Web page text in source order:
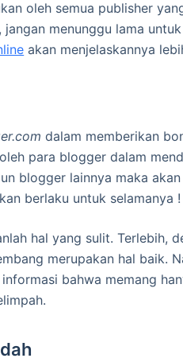
oleh semua publisher
menunggu lama
akan menjelaskannya
dalam memberikan
para blogger dalam
blogger lainnya maka
berlaku untuk selamanya !
hal yang sulit. Terlebih,
merupakan hal baik.
bahwa memang